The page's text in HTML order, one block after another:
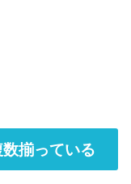
揃っている